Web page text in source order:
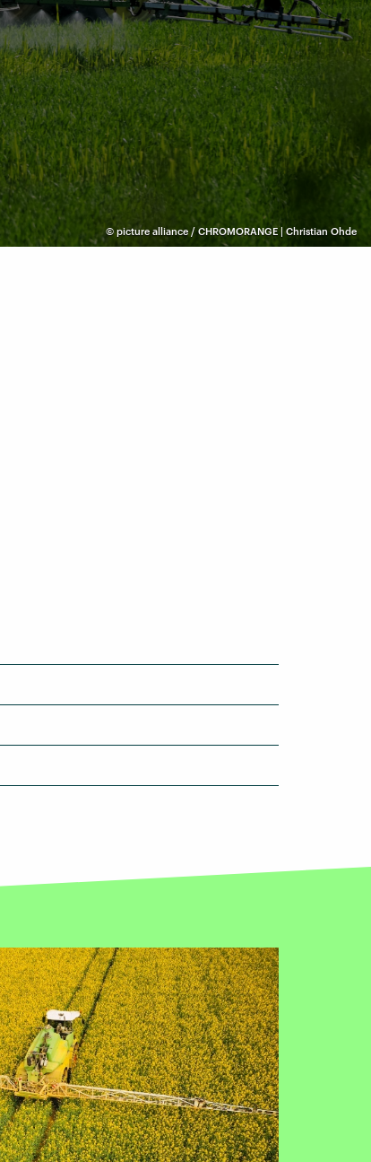
© picture alliance / CHROMORANGE | Christian Ohde